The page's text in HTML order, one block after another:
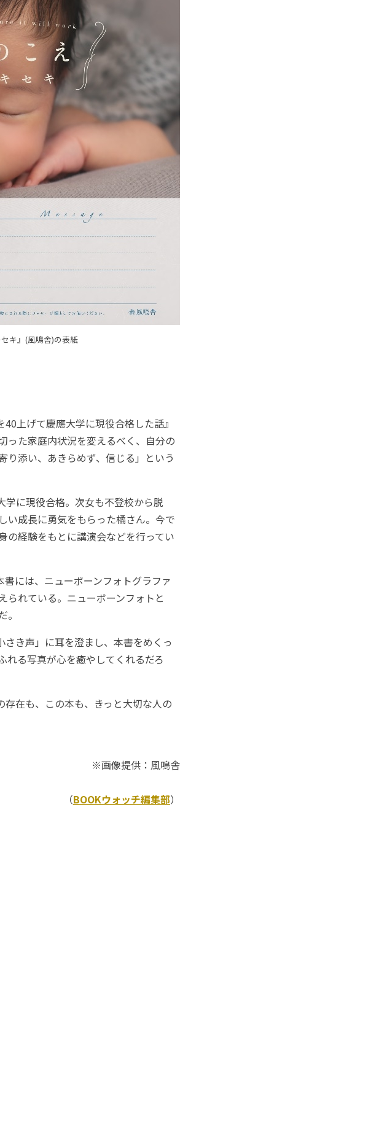
キ』(風鳴舎)の表紙
上げて慶應大学に現役合格した話』
った家庭内状況を変えるべく、自分の
り添い、あきらめず、信じる」という
に現役合格。次女も不登校から脱
い成長に勇気をもらった橘さん。今で
の経験をもとに講演会などを行ってい
には、ニューボーンフォトグラファ
られている。ニューボーンフォトと
さき声」に耳を澄まし、本書をめくっ
れる写真が心を癒やしてくれるだろ
在も、この本も、きっと大切な人の
※画像提供：風鳴舎
（BOOKウォッチ編集部）